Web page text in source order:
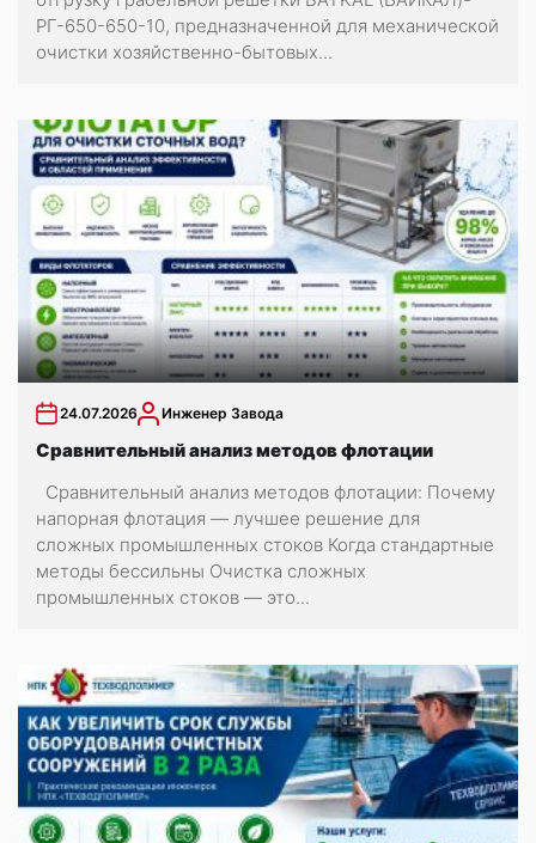
РГ-650-650-10, предназначенной для механической
очистки хозяйственно-бытовых...
24.07.2026 Инженер Завода
Сравнительный анализ методов флотации
Сравнительный анализ методов флотации: Почему
напорная флотация — лучшее решение для
сложных промышленных стоков Когда стандартные
методы бессильны Очистка сложных
промышленных стоков — это...